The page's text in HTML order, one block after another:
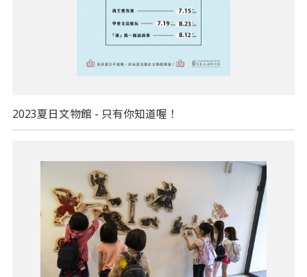
2023夏日文物館 - 只有你知道喔！